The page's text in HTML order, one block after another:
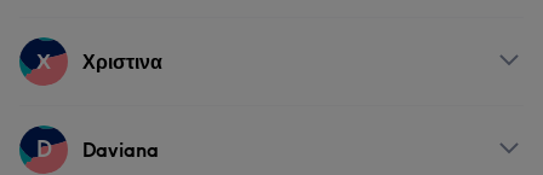
Υπηρεσίες
Χ Χριστινα
Υπηρεσίες
D Daviana